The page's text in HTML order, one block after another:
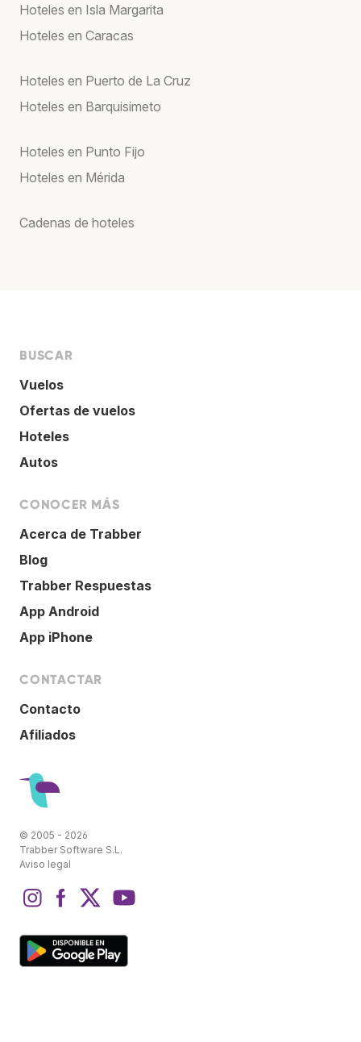
Hoteles en Isla Margarita
Hoteles en Caracas
Hoteles en Puerto de La Cruz
Hoteles en Barquisimeto
Hoteles en Punto Fijo
Hoteles en Mérida
Cadenas de hoteles
BUSCAR
Vuelos
Ofertas de vuelos
Hoteles
Autos
CONOCER MÁS
Acerca de Trabber
Blog
Trabber Respuestas
App Android
App iPhone
CONTACTAR
Contacto
Afiliados
© 2005 - 2026
Trabber Software S.L.
Aviso legal